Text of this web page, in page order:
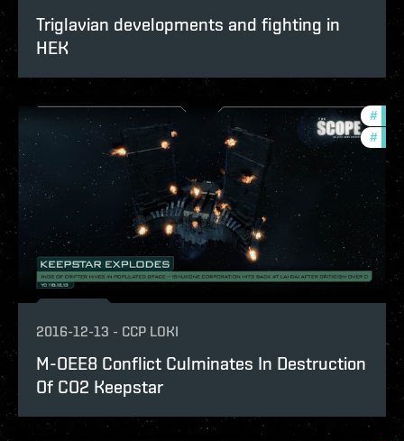
Triglavian developments and fighting in
HEK
#
#
2016-12-13 - CCP LOKI
M-OEE8 Conflict Culminates In Destruction
Of CO2 Keepstar